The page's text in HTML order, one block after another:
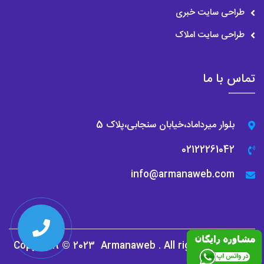
زیادی به انتخاب بهتر مشتری و کسب رضایت او بکند.
سفارش آنلاین خدمات
امکان ثبت سفارش آنلاین و دریافت آن به این صورت است. بنابراین
مشتری و ثبت سفارش او وجود داشته باشد. تا مشتری بتواند بعد از
انتخاب خدمات مورد نیاز خود آنها را سفارش دهد.
توصیه ی مشتریان
یکی از مهم ترین امکاناتی که سایت های خدماتی باید داشته باشند
داشتن یک قسمت خاص برای قراردادن توصیه مشتریان می باشد.
وجود چنین بخشی در اینگونه از سایت ها میتواند بر تصمیم گیری بهتر
طراحی سایت خبری
طراحی سایت املاک
تماس با ما
بلوار میرداماد،خیابان سنجابی،پلاک 5
02122261042
info@armanaweb.com
Copyright © 2023 Armanaweb . All rights reserved